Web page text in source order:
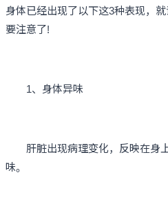
身体已经出现了以下这3种表现，
要注意了!
1、身体异味
肝脏出现病理变化，反映在身
味。